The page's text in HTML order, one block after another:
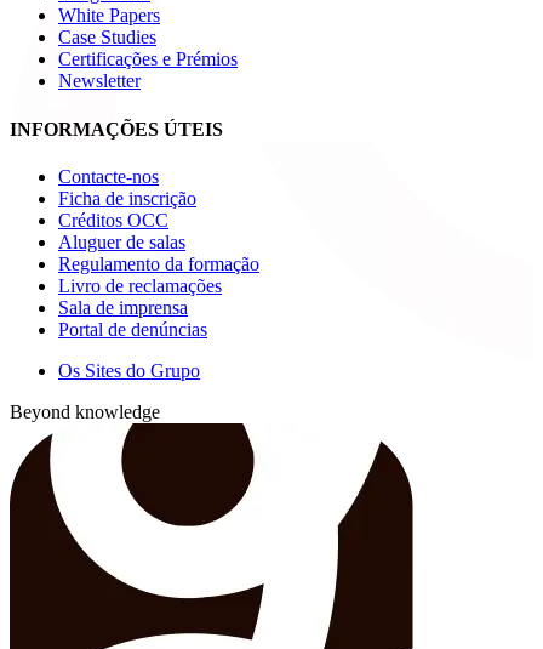
White Papers
Case Studies
Certificações e Prémios
Newsletter
INFORMAÇÕES ÚTEIS
Contacte-nos
Ficha de inscrição
Créditos OCC
Aluguer de salas
Regulamento da formação
Livro de reclamações
Sala de imprensa
Portal de denúncias
Os Sites do Grupo
Beyond knowledge